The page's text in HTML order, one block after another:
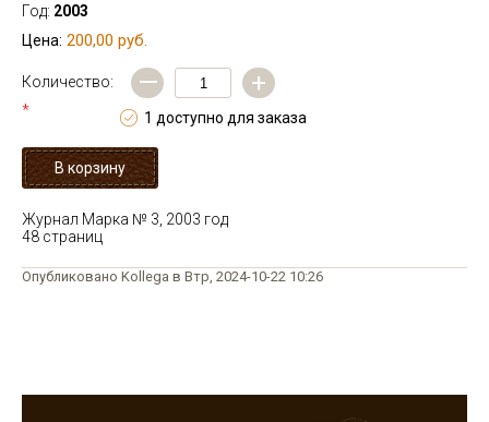
Год: 2003
Цена: 200,00 руб.
Количество:
*
— +
1 доступно для заказа
Журнал Марка № 3, 2003 год
48 страниц
Опубликовано Kollega в Втр, 2024-10-22 10:26